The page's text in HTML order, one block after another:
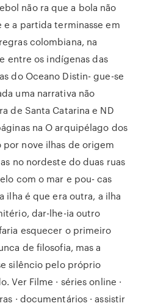
não ra que a bola não
a partida terminasse em
colombiana, na
entre os indígenas das
do Oceano Distin- gue-se
uma narrativa não
de Santa Catarina e ND
na O arquipélago dos
nove ilhas de origem
no nordeste do duas ruas
com o mar e pou- cas
ilha é que era outra, a ilha
dar-lhe-ia outro
esquecer o primeiro
de filosofia, mas a
silêncio pelo próprio
Ver Filme · séries online ·
· documentários · assistir